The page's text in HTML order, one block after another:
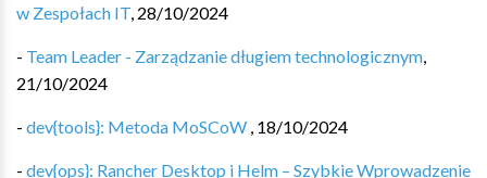
w Zespołach IT, 28/10/2024
- Team Leader - Zarządzanie długiem technologicznym,
21/10/2024
- dev{tools}: Metoda MoSCoW , 18/10/2024
- dev{ops}: Rancher Desktop i Helm – Szybkie Wprowadzenie